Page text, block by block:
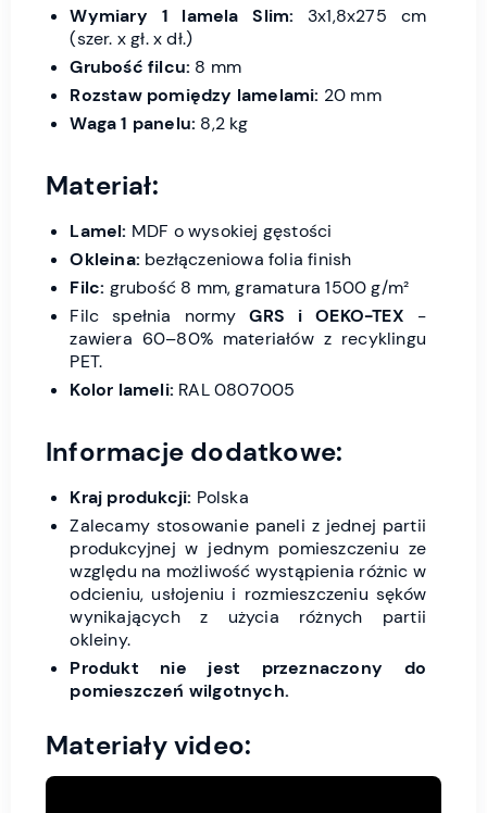
Wymiary 1 lamela Slim: 3x1,8x275 cm
(szer. x gł. x dł.)
Grubość filcu: 8 mm
Rozstaw pomiędzy lamelami: 20 mm
Waga 1 panelu: 8,2 kg
Materiał:
Lamel: MDF o wysokiej gęstości
Okleina: bezłączeniowa folia finish
Filc: grubość 8 mm, gramatura 1500 g/m²
Filc spełnia normy GRS i OEKO-TEX -
zawiera 60–80% materiałów z recyklingu
PET.
Kolor lameli: RAL 0807005
Informacje dodatkowe:
Kraj produkcji: Polska
Zalecamy stosowanie paneli z jednej partii
produkcyjnej w jednym pomieszczeniu ze
względu na możliwość wystąpienia różnic w
odcieniu, usłojeniu i rozmieszczeniu sęków
wynikających z użycia różnych partii
okleiny.
Produkt nie jest przeznaczony do
pomieszczeń wilgotnych.
Materiały video: